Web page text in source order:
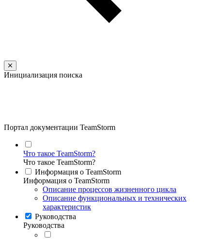
Инициализация поиска
Портал документации TeamStorm
Что такое TeamStorm?
Что такое TeamStorm?
Информация о TeamStorm
Информация о TeamStorm
Описание процессов жизненного цикла
Описание функциональных и технических
характеристик
Руководства
Руководства